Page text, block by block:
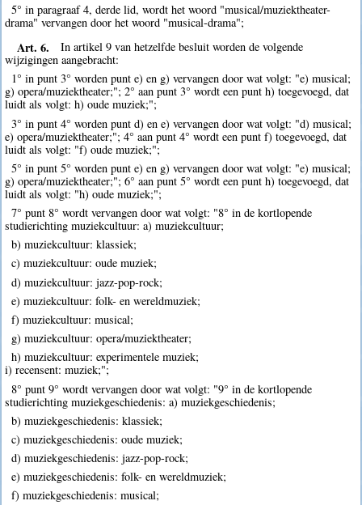
5° in paragraaf 4, derde lid, wordt het woord "musical/muziektheater-
drama" vervangen door het woord "musical-drama";
Art. 6.
In artikel 9 van hetzelfde besluit worden de volgende
wijzigingen aangebracht:
1° in punt 3° worden punt e) en g) vervangen door wat volgt: "e) musical;
g) opera/muziektheater;"; 2° aan punt 3° wordt een punt h) toegevoegd, dat
luidt als volgt: h) oude muziek;";
3° in punt 4° worden punt d) en e) vervangen door wat volgt: "d) musical;
e) opera/muziektheater;"; 4° aan punt 4° wordt een punt f) toegevoegd, dat
luidt als volgt: "f) oude muziek;";
5° in punt 5° worden punt e) en g) vervangen door wat volgt: "e) musical;
g) opera/muziektheater;"; 6° aan punt 5° wordt een punt h) toegevoegd, dat
luidt als volgt: "h) oude muziek;";
7° punt 8° wordt vervangen door wat volgt: "8° in de kortlopende
studierichting muziekcultuur: a) muziekcultuur;
b) muziekcultuur: klassiek;
c) muziekcultuur: oude muziek;
d) muziekcultuur: jazz-pop-rock;
e) muziekcultuur: folk- en wereldmuziek;
f) muziekcultuur: musical;
g) muziekcultuur: opera/muziektheater;
h) muziekcultuur: experimentele muziek;
i) recensent: muziek;";
8° punt 9° wordt vervangen door wat volgt: "9° in de kortlopende
studierichting muziekgeschiedenis: a) muziekgeschiedenis;
b) muziekgeschiedenis: klassiek;
c) muziekgeschiedenis: oude muziek;
d) muziekgeschiedenis: jazz-pop-rock;
e) muziekgeschiedenis: folk- en wereldmuziek;
f) muziekgeschiedenis: musical;